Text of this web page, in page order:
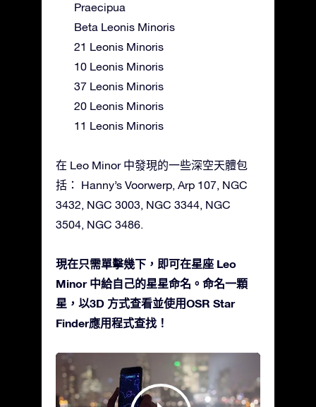
Praecipua
Beta Leonis Minoris
21 Leonis Minoris
10 Leonis Minoris
37 Leonis Minoris
20 Leonis Minoris
11 Leonis Minoris
在 Leo Minor 中發現的一些深空天體包
括： Hanny’s Voorwerp, Arp 107, NGC
3432, NGC 3003, NGC 3344, NGC
3504, NGC 3486.
現在只需單擊幾下，即可在星座 Leo
Minor 中給自己的星星命名。命名一顆
星，以3D 方式查看並使用OSR Star
Finder應用程式查找！